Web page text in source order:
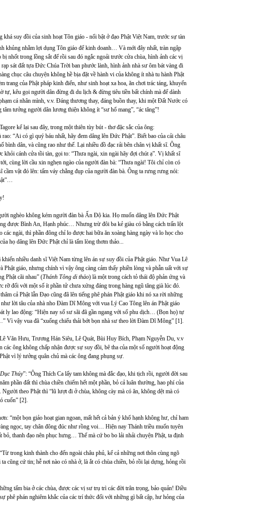
khá suy đồi của sinh hoạt Tôn giáo - nổi bật ở đạo Phật Việt Nam, trước sự tàn
khủng nhằm lợi dụng Tôn giáo để kinh doanh… Và mới đây nhất, tràn ngập
nhốt trong lồng sắt để rồi sau đó ngắc ngoải trước cửa chùa, hình ảnh các vị
sát đất tựa Đức Chúa Trời ban phước lành, hình ảnh nhà sư ôm bát vàng đi
chục câu chuyện không hề bịa đặt về hành vi của không ít nhà tu hành Phật
trang của Phật pháp kinh điển, như sinh hoạt xa hoa, ăn chơi trác táng, khuyến
tự, kêu gọi người dân đừng đi du lịch & đừng tiêu tiền bất chính mà để dành
cá nhân mình, v.v. Đáng thương thay, đáng buồn thay, khi một Đất Nước có
tưởng người dân lương thiện không ít “sư hổ mang”, “ác tăng”!
kể lại sau đây, trong một thiên tùy bút - thơ đặc sắc của ông:
“Ai có gì quý báu nhất, hãy đem dâng lên Đức Phật”. Biết bao của cải châu
bình dân, và cũng rao như thế. Lại nhiều đồ đạc rải bên chân vị khất sĩ. Ông
cánh cửa tồi tàn, gọi to: “Thưa ngài, xin ngài hãy đợi chút ạ”. Vị khất sĩ
cùng lời cầu xin nghẹn ngào của người đàn bà: “Thưa ngài! Tôi chỉ còn có
vật đó lên: tấm váy chằng đụp của người đàn bà. Ông ta rưng rưng nói:
nghèo không kém người đàn bà Ấn Độ kia. Họ muốn dâng lên Đức Phật
được Bình An, Hạnh phúc… Nhưng trừ đôi ba kẻ giàu có bằng cách trấn lột
ngài, thì phần đông chỉ lo được hai bữa ăn xoàng hàng ngày và lo học cho
họ dâng lên Đức Phật chỉ là tấm lòng thơm thảo...
nhiều danh sĩ Việt Nam từng lên án sự suy đồi của Phật giáo. Như Vua Lê
Phật giáo, nhưng chính vì vậy ông càng cảm thấy phiền lòng và phẫn uất với sự
Phật cãi nhau” (Thánh Tông di thảo) là một trong cách tỏ thái độ phản ứng và
đối với một số ít phần tử chưa xứng đáng trong hàng ngũ tăng già lúc đó.
cả Phật lẫn Đạo cũng đã lên tiếng phê phán Phật giáo khi nó xa rời những
lời tâu của nhà nho Đàm Dĩ Mông với vua Lý Cao Tông lên án Phật giáo
ly lao động: “Hiện nay số sư sãi đã gần ngang với số phu dịch… (Bọn họ) tự
Vì vậy vua đã “xuống chiếu thải bớt bọn nhà sư theo lời Đàm Dĩ Mông” [1].
Văn Hưu, Trương Hán Siêu, Lê Quát, Bùi Huy Bích, Phạm Nguyễn Du, v.v
các ông không chấp nhận được sự suy đồi, bê tha của một số người hoạt động
vì lý tưởng quân chủ mà các ông đang phụng sự.
Thúy”: “Ông Thích Ca lấy tam không mà đắc đạo, khi tịch rồi, người đời sau
phần đất thì chùa chiền chiếm hết một phần, bỏ cả luân thường, hao phí của
theo Phật thì “lũ lượt đi ở chùa, không cày mà có ăn, không dệt mà có
cuốn” [2].
“một bọn giảo hoạt gian ngoan, mất hết cả bản ý khổ hạnh không hư, chỉ ham
ngọc, tay chân đông đúc như rồng voi… Hiện nay Thánh triều muốn tuyên
bỏ, thanh đạo nên phục hưng… Thế mà cứ bo bo lải nhải chuyện Phật, ta định
trong kinh thành cho đến ngoài châu phủ, kể cả những nơi thôn cùng ngõ
cũng cứ tin; hễ nơi nào có nhà ở, là ắt có chùa chiền, bỏ rồi lại dựng, hỏng rồi
tấm bia ở các chùa, được các vị sư trụ trì các đời trân trọng, bảo quản! Điều
phê phán nghiêm khắc của các trí thức đối với những gì bất cập, hư hỏng của